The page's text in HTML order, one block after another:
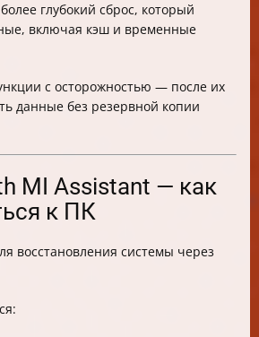
глубокий сброс, который
включая кэш и временные
с осторожностью — после их
данные без резервной копии
MI Assistant — как
к ПК
восстановления системы через